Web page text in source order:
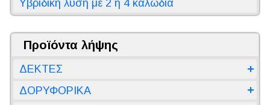
Υβριδική λύση με 2 ή 4 καλώδια
Προϊόντα λήψης
ΔΕΚΤΕΣ
ΔΟΡΥΦΟΡΙΚΑ